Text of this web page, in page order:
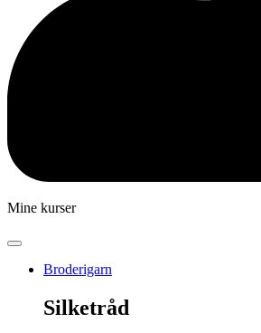
Mine kurser
Broderigarn
Silketråd